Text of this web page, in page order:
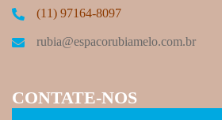
(11) 97164-8097
rubia@espacorubiamelo.com.br
CONTATE-NOS